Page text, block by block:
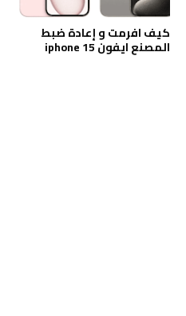
كيف افرمت و إعادة ضبط
المصنع ايفون iphone 15